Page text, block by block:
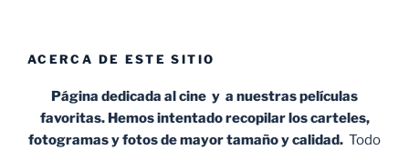
ACERCA DE ESTE SITIO
Página dedicada al cine y a nuestras películas
favoritas. Hemos intentado recopilar los carteles,
fotogramas y fotos de mayor tamaño y calidad. Todo